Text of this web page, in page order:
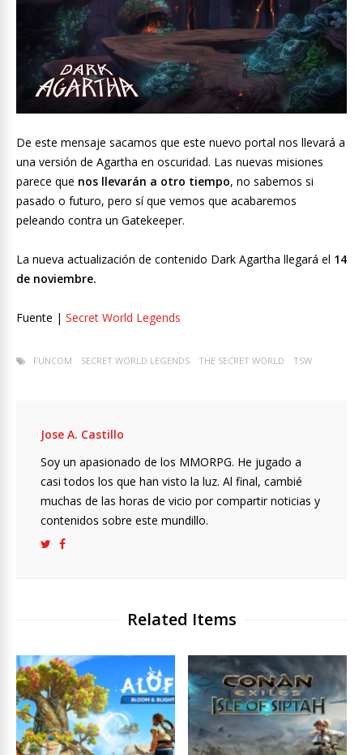
De este mensaje sacamos que este nuevo portal nos llevará a
una versión de Agartha en oscuridad. Las nuevas misiones
parece que nos llevarán a otro tiempo, no sabemos si
pasado o futuro, pero sí que vemos que acabaremos
peleando contra un Gatekeeper.
La nueva actualización de contenido Dark Agartha llegará el 14
de noviembre.
Fuente | Secret World Legends
FUNCOM SECRET WORLD LEGENDS THE SECRET WORLD TSW
Jose A. Castillo
Soy un apasionado de los MMORPG. He jugado a
casi todos los que han visto la luz. Al final, cambié
muchas de las horas de vicio por compartir noticias y
contenidos sobre este mundillo.
Related Items